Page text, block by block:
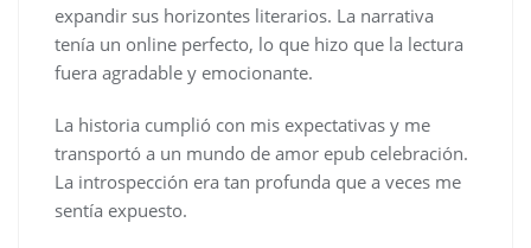
expandir sus horizontes literarios. La narrativa
tenía un online perfecto, lo que hizo que la lectura
fuera agradable y emocionante.
La historia cumplió con mis expectativas y me
transportó a un mundo de amor epub celebración.
La introspección era tan profunda que a veces me
sentía expuesto.